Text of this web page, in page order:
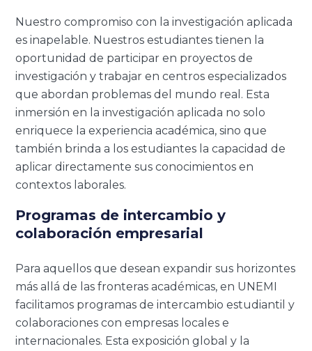
Nuestro compromiso con la investigación aplicada
es inapelable. Nuestros estudiantes tienen la
oportunidad de participar en proyectos de
investigación y trabajar en centros especializados
que abordan problemas del mundo real. Esta
inmersión en la investigación aplicada no solo
enriquece la experiencia académica, sino que
también brinda a los estudiantes la capacidad de
aplicar directamente sus conocimientos en
contextos laborales.
Programas de intercambio y
colaboración empresarial
Para aquellos que desean expandir sus horizontes
más allá de las fronteras académicas, en UNEMI
facilitamos programas de intercambio estudiantil y
colaboraciones con empresas locales e
internacionales. Esta exposición global y la